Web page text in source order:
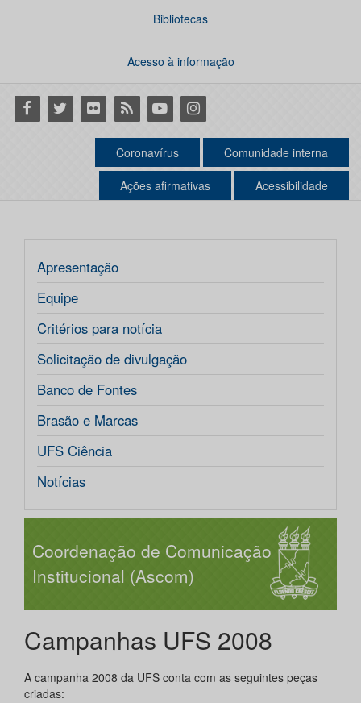
Bibliotecas
Acesso à informação
Facebook
Twitter Flickr RSS YoutubeInstagram
Coronavírus Comunidade interna
Ações afirmativas Acessibilidade
Apresentação
Equipe
Critérios para notícia
Solicitação de divulgação
Banco de Fontes
Brasão e Marcas
UFS Ciência
Notícias
Coordenação de Comunicação
Institucional (Ascom)
Campanhas UFS 2008
A campanha 2008 da UFS conta com as seguintes peças
criadas: